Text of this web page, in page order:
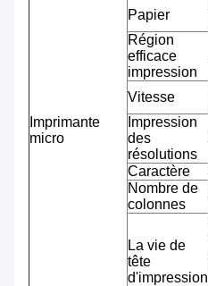
Imprimante
micro
Papier
Région
efficace
impression
Vitesse
Impression
des
résolutions
Caractère
Nombre de
colonnes
La vie de
tête
d'impression